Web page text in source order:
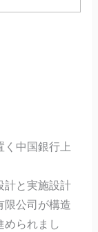
く中国銀行上
計と実施設計
限公司が構造
められまし